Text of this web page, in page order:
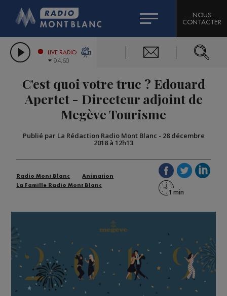
LES CHRONIQUES DE L'EXPERT
CITIZEN MACHINERY
GRAND MASSIF DOMAINES SKIABLES
BIGARD
COMPAGNIE DU MONT-BLANC
NOUS
CONTACTER
LIVE RADIO
94.60
C'est quoi votre truc ? Edouard
Apertet - Directeur adjoint de
Megève Tourisme
Publié par La Rédaction Radio Mont Blanc - 28 décembre
2018 à 12h13
Radio Mont Blanc
Animation
La Famille Radio Mont Blanc